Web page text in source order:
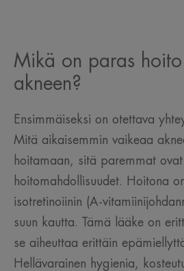
Mikä on paras
akneen?
Ensimmäiseksi on otettava
Mitä aikaisemmin vaikeaa
hoitamaan, sitä paremmat ovat
hoitomahdollisuudet. Hoitona
isotretinoiinin (A-
suun kautta. Tämä lääke on
se aiheuttaa erittäin
Hellävarainen hygienia,